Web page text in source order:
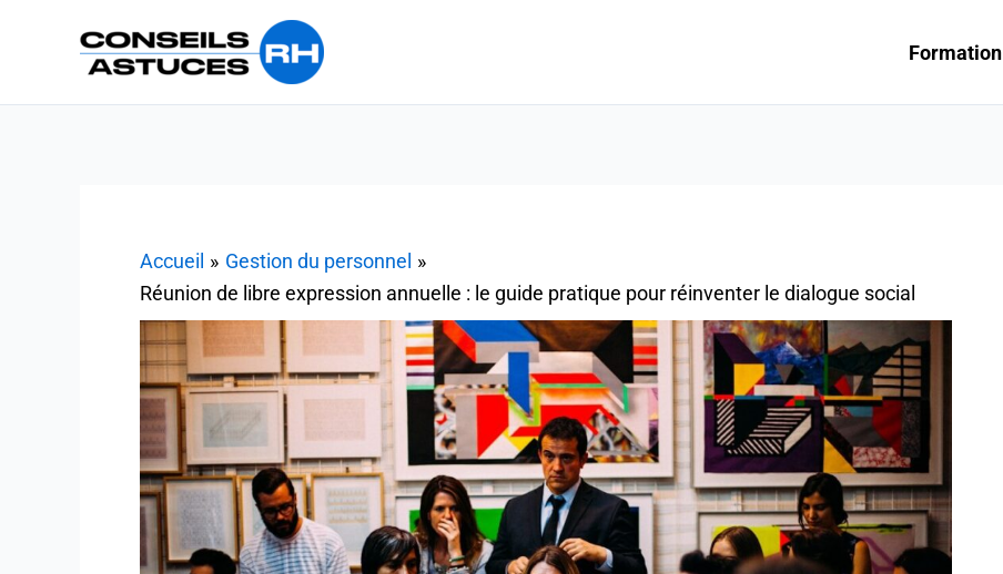
Formation
Accueil
Gestion du personnel
Réunion de libre expression annuelle : le guide pratique pour réinventer le dialogue social